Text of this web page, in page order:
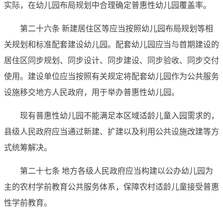
实际，在幼儿园布局规划中合理确定普惠性幼儿园覆盖率。
第二十六条 新建居住区等应当按照幼儿园布局规划等相
关规划和标准配套建设幼儿园。配套幼儿园应当与首期建设的
居住区同步规划、同步设计、同步建设、同步验收、同步交付
使用。建设单位应当按照有关规定将配套幼儿园作为公共服务
设施移交地方人民政府，用于举办普惠性幼儿园。
现有普惠性幼儿园不能满足本区域适龄儿童入园需求的，
县级人民政府应当通过新建、扩建以及利用公共设施改建等方
式统筹解决。
第二十七条 地方各级人民政府应当构建以公办幼儿园为
主的农村学前教育公共服务体系，保障农村适龄儿童接受普惠
性学前教育。